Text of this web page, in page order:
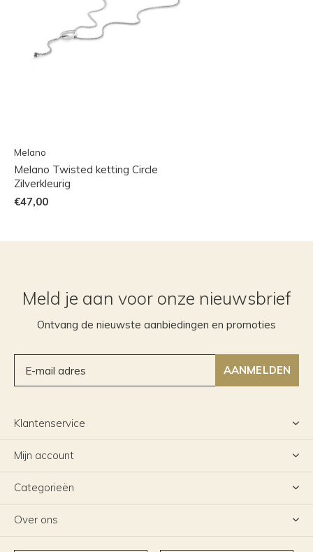
Melano
Melano Twisted ketting Circle
Zilverkleurig
€47,00
Meld je aan voor onze nieuwsbrief
Ontvang de nieuwste aanbiedingen en promoties
AANMELDEN
Klantenservice
Mijn account
Categorieën
Over ons